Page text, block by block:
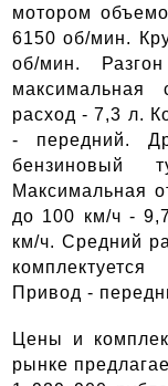
мотором
6150 об/мин.
об/мин.
расход - 7,3 л.
- передний.
бензиновый
Максимальная
до 100 км/ч -
км/ч. Средний
Привод -
Цены и
рынке